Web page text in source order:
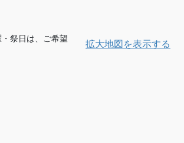
祭日は、ご希望
拡大地図を表示する